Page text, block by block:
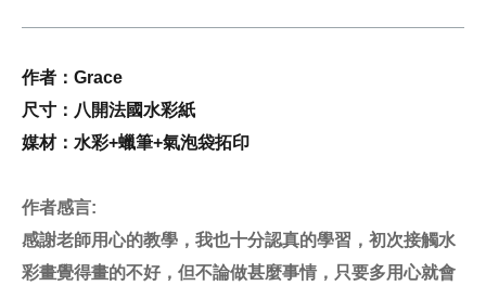
作者： Grace
尺寸：八開法國水彩紙
媒材：水彩+蠟筆+氣泡袋拓印
作者感言:
感謝老師用心的教學，我也十分認真的學習，初次接觸水
彩畫覺得畫的不好，但不論做甚麼事情，只要多用心就會